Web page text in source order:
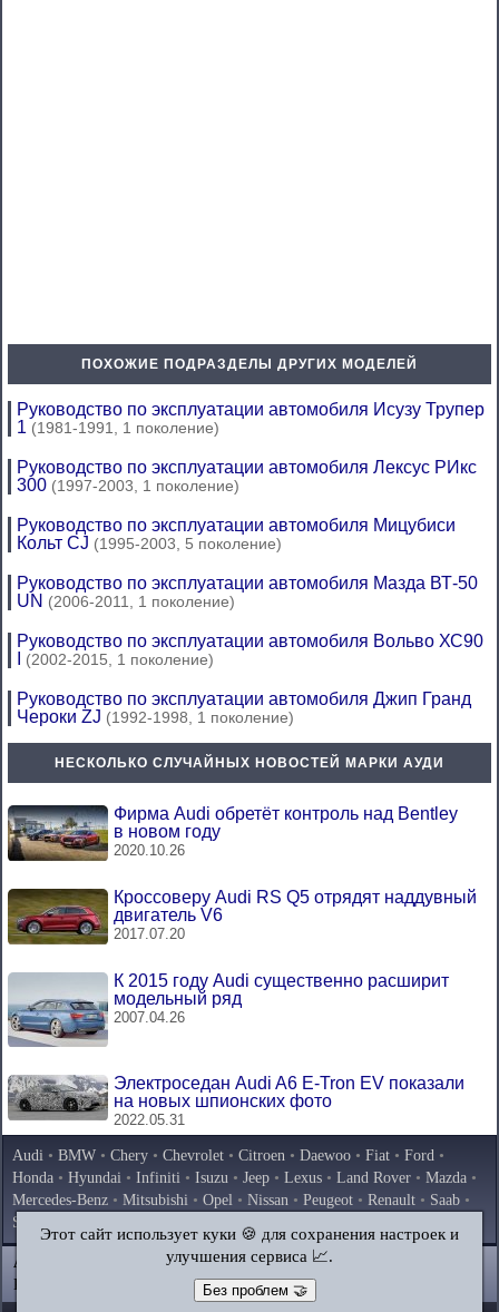
ПОХОЖИЕ ПОДРАЗДЕЛЫ ДРУГИХ МОДЕЛЕЙ
Руководство по эксплуатации автомобиля Исузу Трупер
1 (1981-1991, 1 поколение)
Руководство по эксплуатации автомобиля Лексус РИкс
300 (1997-2003, 1 поколение)
Руководство по эксплуатации автомобиля Мицубиси
Кольт CJ (1995-2003, 5 поколение)
Руководство по эксплуатации автомобиля Мазда ВТ-50
UN (2006-2011, 1 поколение)
Руководство по эксплуатации автомобиля Вольво ХС90
(2002-2015, 1 поколение)
Руководство по эксплуатации автомобиля Джип Гранд
Чероки ZJ (1992-1998, 1 поколение)
НЕСКОЛЬКО СЛУЧАЙНЫХ НОВОСТЕЙ МАРКИ АУДИ
Фирма Audi обретёт контроль над Bentley
в новом году
2020.10.26
Кроссоверу Audi RS Q5 отрядят наддувный
двигатель V6
2017.07.20
К 2015 году Audi существенно расширит
модельный ряд
2007.04.26
Электроседан Audi A6 E-Tron EV показали
на новых шпионских фото
2022.05.31
Audi • BMW • Chery • Chevrolet • Citroen • Daewoo • Fiat • Ford •
Honda • Hyundai • Infiniti • Isuzu • Jeep • Lexus • Land Rover • Mazda •
Mercedes-Benz • Mitsubishi • Opel • Nissan • Peugeot • Renault • Saab •
Skoda
Volkswagen
AutoInstruction.ru © 2020–2026|Полная версия
Карта сайта
Контакты|Поиск по сайту
Этот сайт использует куки 🍪 для сохранения настроек и
улучшения сервиса 📈.
Без проблем 🤝